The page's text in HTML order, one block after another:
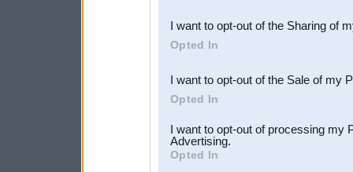
Downstream Participants
third parties.
I want to opt-out of the Sharing of
Opted In
I want to opt-out of the Sale of my
Opted In
I want to opt-out of processing my
Advertising.
Opted In